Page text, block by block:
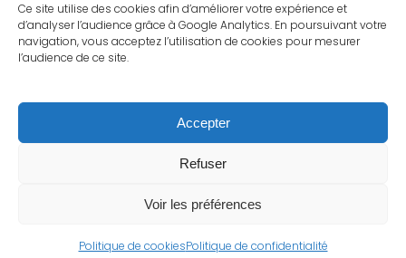
Ce site utilise des cookies afin d’améliorer votre expérience et
d’analyser l’audience grâce à Google Analytics. En poursuivant votre
navigation, vous acceptez l’utilisation de cookies pour mesurer
l’audience de ce site.
Accepter
Refuser
Voir les préférences
Politique de cookiesPolitique de confidentialité
Chronologie
Culture
Tous droits réservés.